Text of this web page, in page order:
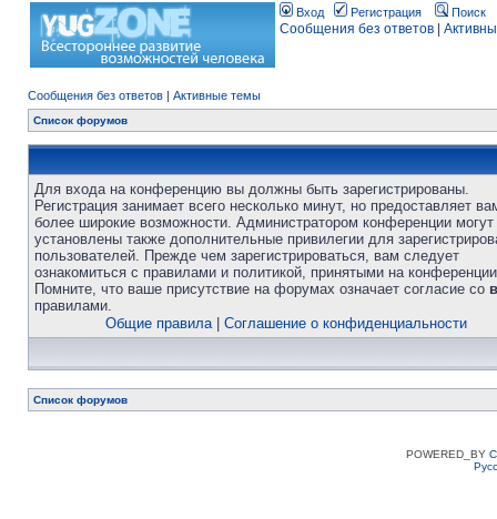
Вход Регистрация Поиск
Сообщения без ответов
Сообщения без ответов | Активные темы
Список форумов
Для входа на конференцию вы должны быть зарегистрированы.
Регистрация занимает всего несколько минут, но предоставляет
более широкие возможности. Администратором конференции
установлены также дополнительные привилегии для
пользователей. Прежде чем зарегистрироваться, вам следует
ознакомиться с правилами и политикой, принятыми на
Помните, что ваше присутствие на форумах означает согласие со
правилами.
Общие правила| Соглашение о конфиденциальности
Список форумов
POWERED_BY